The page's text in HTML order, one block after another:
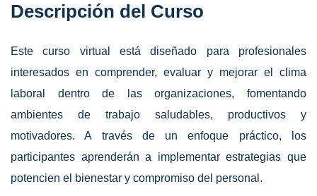
Descripción del Curso
Este curso virtual está diseñado para profesionales
interesados en comprender, evaluar y mejorar el clima
laboral dentro de las organizaciones, fomentando
ambientes de trabajo saludables, productivos y
motivadores. A través de un enfoque práctico, los
participantes aprenderán a implementar estrategias que
potencien el bienestar y compromiso del personal.